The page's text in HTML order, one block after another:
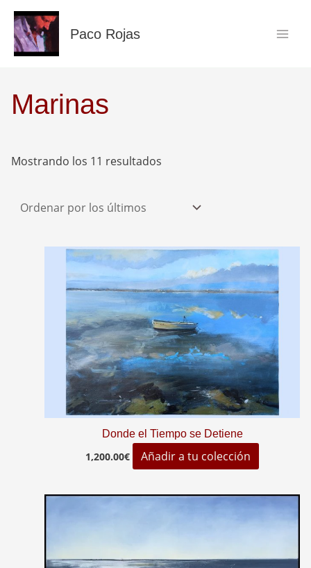
contenido
Paco Rojas
Marinas
Mostrando los 11 resultados
Donde el Tiempo se Detiene
1,200.00€ Añadir a tu colección